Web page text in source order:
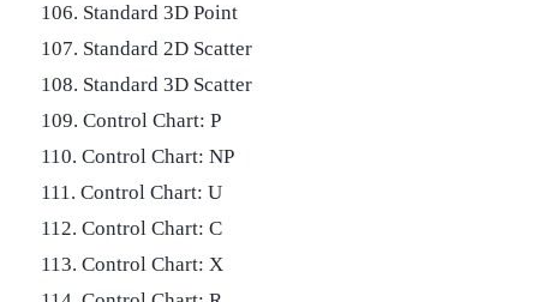
106. Standard 3D Point
107. Standard 2D Scatter
108. Standard 3D Scatter
109. Control Chart: P
110. Control Chart: NP
111. Control Chart: U
112. Control Chart: C
113. Control Chart: X